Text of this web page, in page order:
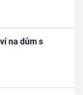
na dům s